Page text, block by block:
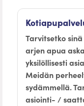
Tarvitsetko
arjen apua
yksilöllisesti
Meidän
sydämmellä.
asiointi- /